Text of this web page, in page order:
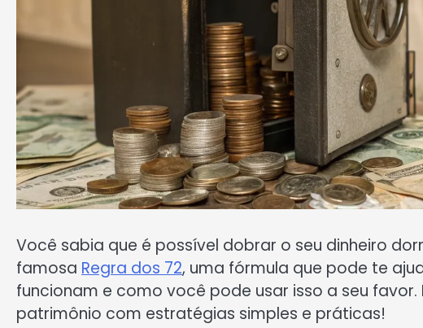
Você sabia que é possível dobrar o seu dinheiro
famosa Regra dos 72, uma fórmula que pode te
funcionam e como você pode usar isso a seu
patrimônio com estratégias simples e práticas!